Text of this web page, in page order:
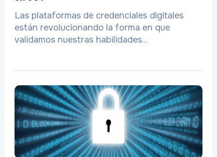
Las plataformas de credenciales digitales
están revolucionando la forma en que
validamos nuestras habilidades…